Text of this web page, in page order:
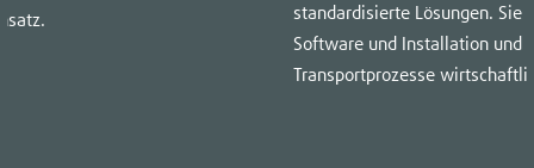
standardisierte Lösungen. Sie
Software und Installation und
Transportprozesse